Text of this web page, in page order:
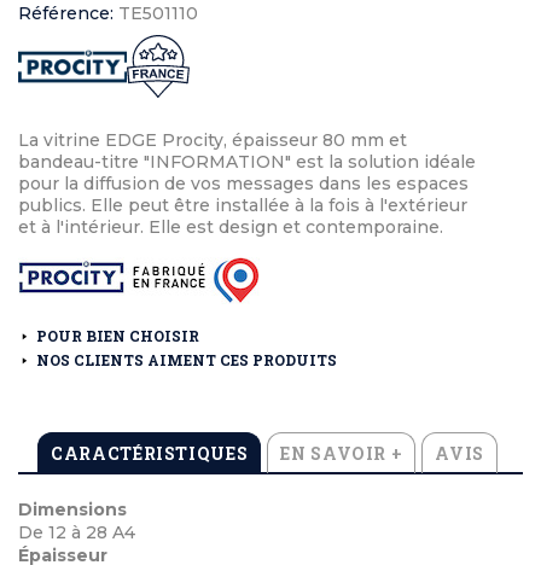
Référence: TE501110
La vitrine EDGE Procity, épaisseur 80 mm et
bandeau-titre "INFORMATION" est la solution idéale
pour la diffusion de vos messages dans les espaces
publics. Elle peut être installée à la fois à l'extérieur
et à l'intérieur. Elle est design et contemporaine.
POUR BIEN CHOISIR
NOS CLIENTS AIMENT CES PRODUITS
CARACTÉRISTIQUES EN SAVOIR + AVIS
Dimensions
De 12 à 28 A4
Épaisseur